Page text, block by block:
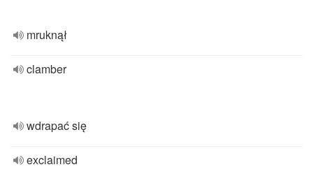
mruknął
clamber
wdrapać się
exclaimed